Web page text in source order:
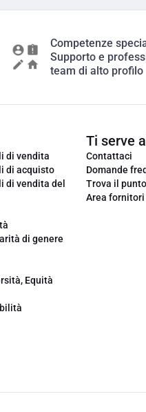
Competenze
Supporto e
team di alto profilo
di vendita
di acquisto
di vendita del
di genere
Equità
Ti serve
Contattaci
Domande
Trova il
Area fornitori